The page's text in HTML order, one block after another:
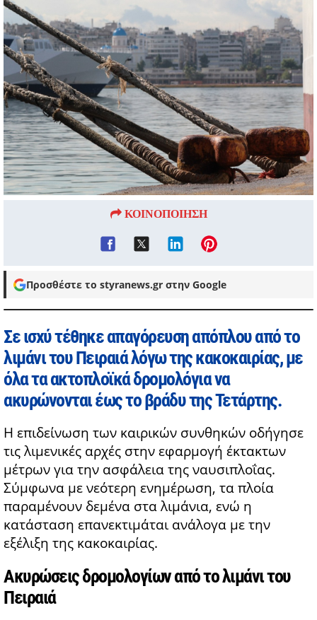
ΚΟΙΝΟΠΟΙΗΣΗ
Προσθέστε το styranews.gr στην Google
Σε ισχύ τέθηκε απαγόρευση απόπλου από το
λιμάνι του Πειραιά λόγω της κακοκαιρίας, με
όλα τα ακτοπλοϊκά δρομολόγια να
ακυρώνονται έως το βράδυ της Τετάρτης.
Η επιδείνωση των καιρικών συνθηκών οδήγησε
τις λιμενικές αρχές στην εφαρμογή έκτακτων
μέτρων για την ασφάλεια της ναυσιπλοΐας.
Σύμφωνα με νεότερη ενημέρωση, τα πλοία
παραμένουν δεμένα στα λιμάνια, ενώ η
κατάσταση επανεκτιμάται ανάλογα με την
εξέλιξη της κακοκαιρίας.
Ακυρώσεις δρομολογίων από το λιμάνι του
Πειραιά